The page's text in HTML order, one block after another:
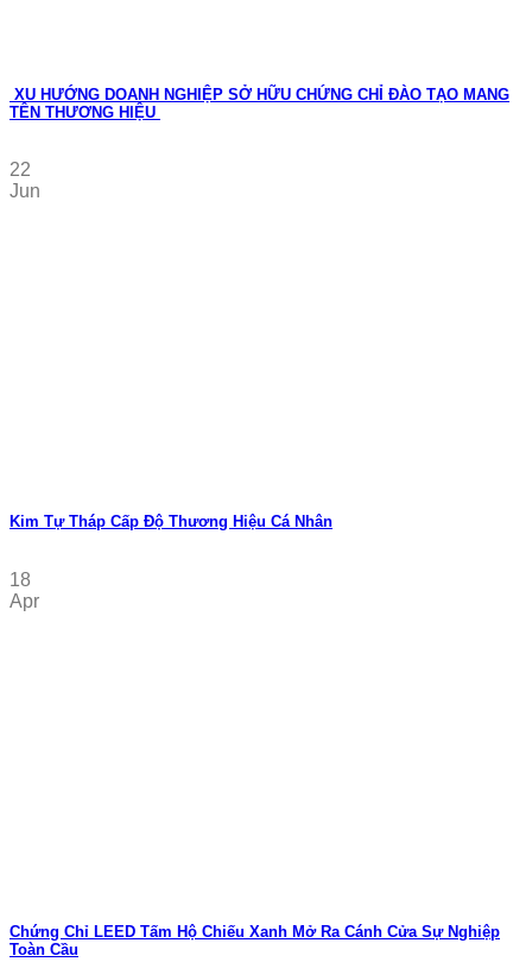
XU HƯỚNG DOANH NGHIỆP SỞ HỮU CHỨNG CHỈ ĐÀO TẠO MANG
TÊN THƯƠNG HIỆU
22
Jun
Kim Tự Tháp Cấp Độ Thương Hiệu Cá Nhân
18
Apr
Chứng Chỉ LEED Tấm Hộ Chiếu Xanh Mở Ra Cánh Cửa Sự Nghiệp
Toàn Cầu